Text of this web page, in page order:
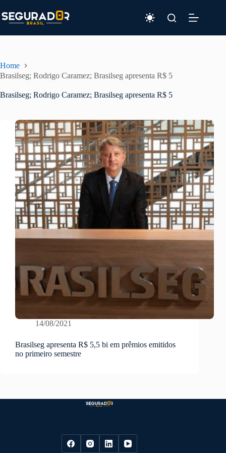
para
o
Home
Brasilseg; Rodrigo Caramez; Brasilseg apresenta R$ 5
Brasilseg; Rodrigo Caramez; Brasilseg apresenta R$ 5
14/08/2021
Brasilseg apresenta R$ 5,5 bi em prêmios emitidos
no primeiro semestre